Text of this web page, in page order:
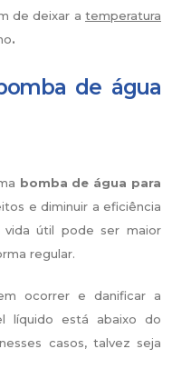
de deixar a temperatura
.
de água
bomba de água para
e diminuir a eficiência
útil pode ser maior
regular.
ocorrer e danificar a
líquido está abaixo do
casos, talvez seja